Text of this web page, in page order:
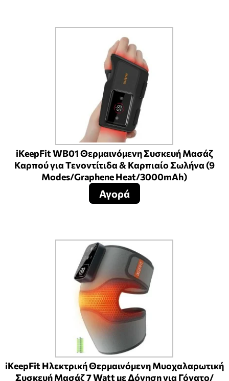
iKeepFit WB01 Θερμαινόμενη Συσκευή Μασάζ
Καρπού για Τενοντίτιδα & Καρπιαίο Σωλήνα (9
Modes/Graphene Heat/3000mAh)
Αγορά
iKeepFit Ηλεκτρική Θερμαινόμενη Μυοχαλαρωτική
Συσκευή Μασάζ 7 Watt με Δόνηση για Γόνατο/